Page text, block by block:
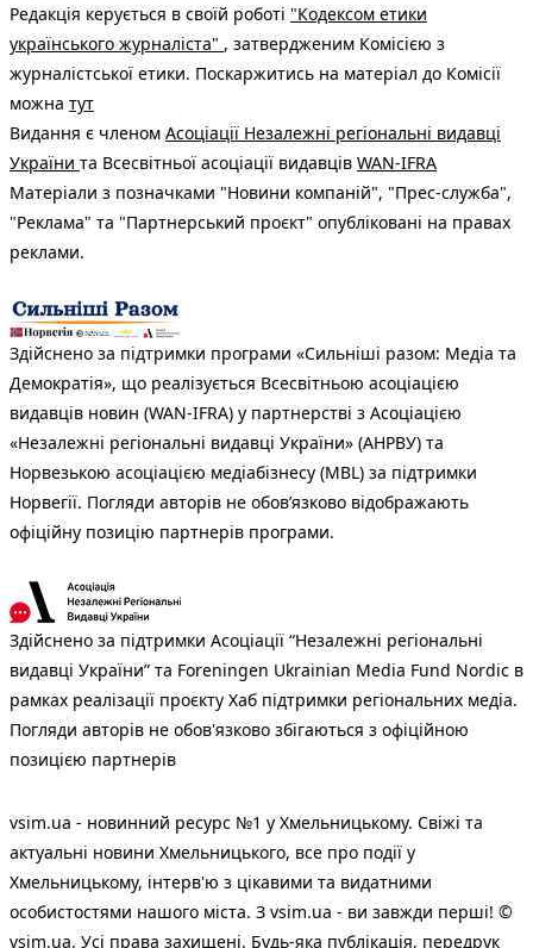
Редакція керується в своїй роботі "Кодексом етики
українського журналіста" , затвердженим Комісією з
журналістської етики. Поскаржитись на матеріал до Комісії
можна тут
Видання є членом Асоціації Незалежні регіональні видавці
України та Всесвітньої асоціації видавців WAN-IFRA
Матеріали з позначками "Новини компаній", "Прес-служба",
"Реклама" та "Партнерський проєкт" опубліковані на правах
реклами.
Здійснено за підтримки програми «Сильніші разом: Медіа та
Демократія», що реалізується Всесвітньою асоціацією
видавців новин (WAN-IFRA) у партнерстві з Асоціацією
«Незалежні регіональні видавці України» (АНРВУ) та
Норвезькою асоціацією медіабізнесу (MBL) за підтримки
Норвегії. Погляди авторів не обов’язково відображають
офіційну позицію партнерів програми.
Здійснено за підтримки Асоціації “Незалежні регіональні
видавці України” та Foreningen Ukrainian Media Fund Nordic в
рамках реалізації проєкту Хаб підтримки регіональних медіа.
Погляди авторів не обов'язково збігаються з офіційною
позицією партнерів
vsim.ua - новинний ресурс №1 у Хмельницькому. Свіжі та
актуальні новини Хмельницького, все про події у
Хмельницькому, інтерв'ю з цікавими та видатними
особистостями нашого міста. З vsim.ua - ви завжди перші! ©
vsim.ua. Усі права захищені. Будь-яка публiкацiя, передрук